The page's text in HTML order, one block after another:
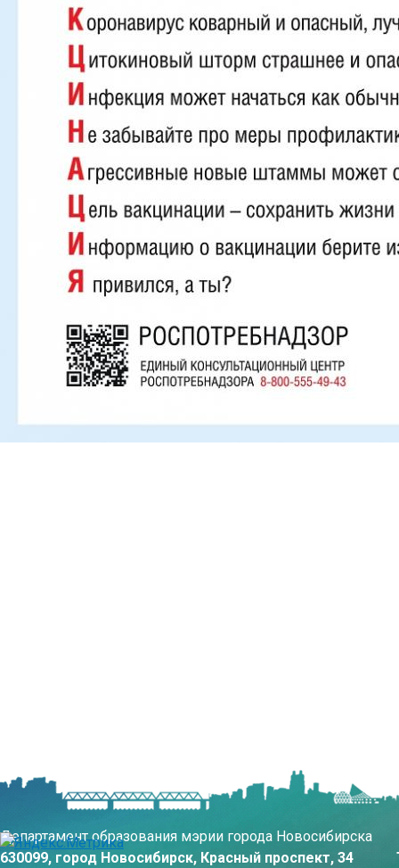
Департамент образования мэрии города Новосибирска
630099, город Новосибирск, Красный проспект, 34